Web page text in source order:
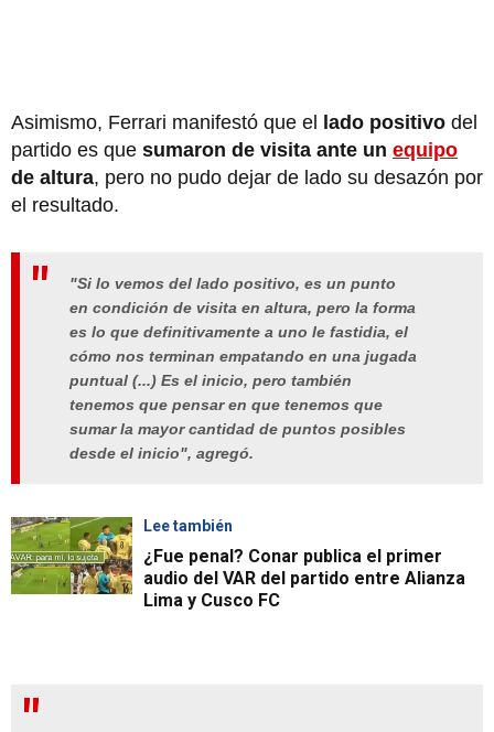
Asimismo, Ferrari manifestó que el lado positivo del
partido es que sumaron de visita ante un equipo
de altura, pero no pudo dejar de lado su desazón por
el resultado.
"Si lo vemos del lado positivo, es un punto
en condición de visita en altura, pero la forma
es lo que definitivamente a uno le fastidia, el
cómo nos terminan empatando en una jugada
puntual (...) Es el inicio, pero también
tenemos que pensar en que tenemos que
sumar la mayor cantidad de puntos posibles
desde el inicio", agregó.
Lee también
¿Fue penal? Conar publica el primer
audio del VAR del partido entre Alianza
Lima y Cusco FC